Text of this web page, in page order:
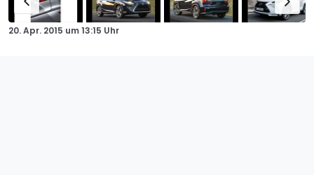
20. Apr. 2015 um13:15 Uhr